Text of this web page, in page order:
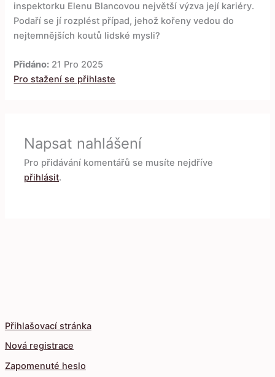
Přihlašovací stránka
Nová registrace
Zapomenuté heslo
inspektorku Elenu Blancovou největší výzva její kariéry.
Podaří se jí rozplést případ, jehož kořeny vedou do
nejtemnějších koutů lidské mysli?
Přidáno: 21 Pro 2025
Pro stažení se přihlaste
Napsat nahlášení
Pro přidávání komentářů se musíte nejdříve
přihlásit.